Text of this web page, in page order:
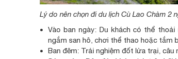
Lý do nên chọn đi du lịch Cù Lao Chàm 2
Vào ban ngày: Du khách có thể
ngắm san hô, chơi thể thao hoặc tắm
Ban đêm: Trải nghiệm đốt lửa trại,